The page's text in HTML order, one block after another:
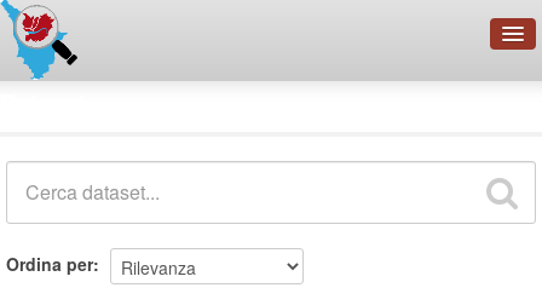
Organizzazioni
Ordina per